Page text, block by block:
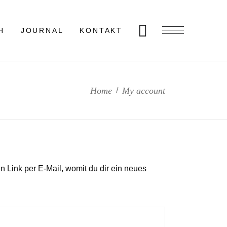
JOURNAL KONTAKT
Home / My account
Link per E-Mail, womit du dir ein neues